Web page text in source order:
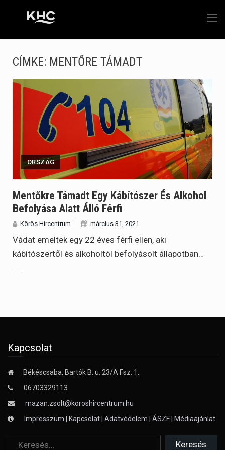
CÍMKE: MENTŐRE TÁMADT
ORSZÁG
Mentőkre Támadt Egy Kábítószer És Alkohol
Befolyása Alatt Álló Férfi
Körös Hírcentrum március 31, 2021
Vádat emeltek egy 22 éves férfi ellen, aki
kábítószertől és alkoholtól befolyásolt állapotban…
Kapcsolat
Békéscsaba, Bartók B. u. 23/A Fsz. 1.
06703329113
mazan.zsolt@koroshircentrum.hu
Impresszum
Kapcsolat Adatvédelem ÁSZF Médiaajánlat